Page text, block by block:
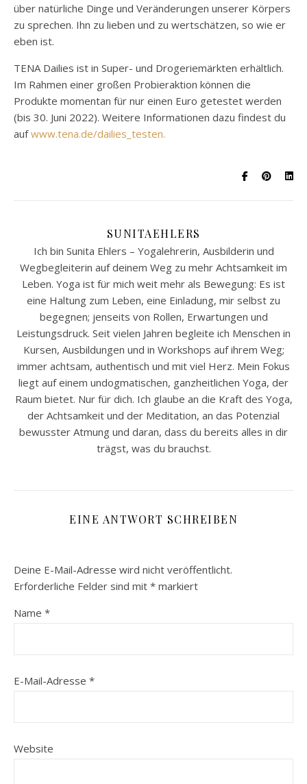
über natürliche Dinge und Veränderungen unserer Körpers
zu sprechen. Ihn zu lieben und zu wertschätzen, so wie er
eben ist.
TENA Dailies ist in Super- und Drogeriemärkten erhältlich.
Im Rahmen einer großen Probieraktion können die
Produkte momentan für nur einen Euro getestet werden
(bis 30. Juni 2022). Weitere Informationen dazu findest du
aufwww.tena.de/dailies_testen.
SUNITAEHLERS
Ich bin Sunita Ehlers – Yogalehrerin, Ausbilderin und
Wegbegleiterin auf deinem Weg zu mehr Achtsamkeit im
Leben. Yoga ist für mich weit mehr als Bewegung: Es ist
eine Haltung zum Leben, eine Einladung, mir selbst zu
begegnen; jenseits von Rollen, Erwartungen und
Leistungsdruck. Seit vielen Jahren begleite ich Menschen in
Kursen, Ausbildungen und in Workshops auf ihrem Weg;
immer achtsam, authentisch und mit viel Herz. Mein Fokus
liegt auf einem undogmatischen, ganzheitlichen Yoga, der
Raum bietet. Nur für dich. Ich glaube an die Kraft des Yoga,
der Achtsamkeit und der Meditation, an das Potenzial
bewusster Atmung und daran, dass du bereits alles in dir
trägst, was du brauchst.
EINE ANTWORT SCHREIBEN
Deine E-Mail-Adresse wird nicht veröffentlicht.
Erforderliche Felder sind mit * markiert
Name *
E-Mail-Adresse *
Website